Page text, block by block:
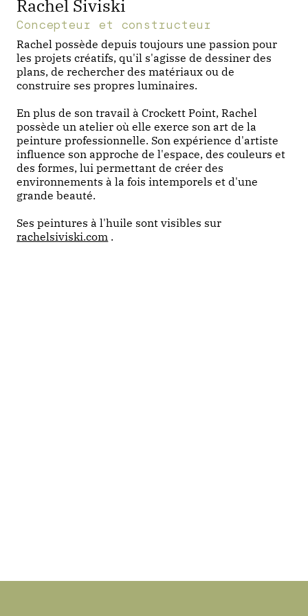
Rachel Siviski
Concepteur et constructeur
Rachel possède depuis toujours une passion pour
les projets créatifs, qu'il s'agisse de dessiner des
plans, de rechercher des matériaux ou de
construire ses propres luminaires.
En plus de son travail à Crockett Point, Rachel
possède un atelier où elle exerce son art de la
peinture professionnelle. Son expérience d'artiste
influence son approche de l'espace, des couleurs et
des formes, lui permettant de créer des
environnements à la fois intemporels et d'une
grande beauté.
Ses peintures à l'huile sont visibles sur
rachelsiviski.com .